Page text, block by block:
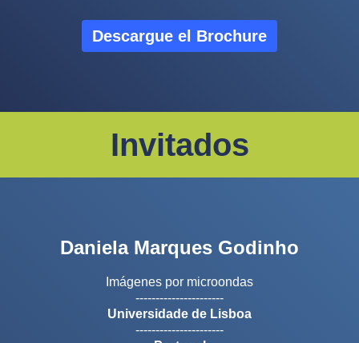
Descargue el Brochure
Invitados
Daniela Marques Godinho
Imágenes por microondas
----------------------
Universidade de Lisboa
----------------------